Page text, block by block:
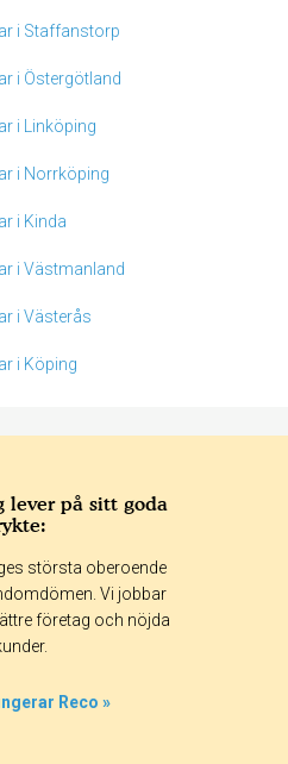
i Staffanstorp
i Östergötland
i Linköping
i Norrköping
i Kinda
i Västmanland
i Västerås
i Köping
90 dagar
30 dagar
lever på sitt goda
största oberoende
Vi jobbar
företag och nöjda
Reco »